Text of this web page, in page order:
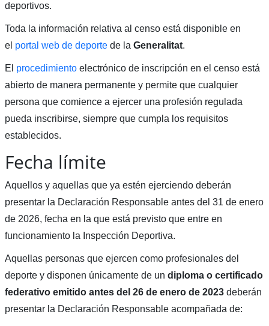
deportivos.
Toda la información relativa al censo está disponible en
el portal web de deportede la Generalitat.
El procedimientoelectrónico de inscripción en el censo está
abierto de manera permanente y permite que cualquier
persona que comience a ejercer una profesión regulada
pueda inscribirse, siempre que cumpla los requisitos
establecidos.
Fecha límite
Aquellos y aquellas que ya estén ejerciendo deberán
presentar la Declaración Responsable antes del 31 de enero
de 2026, fecha en la que está previsto que entre en
funcionamiento la Inspección Deportiva.
Aquellas personas que ejercen como profesionales del
deporte y disponen únicamente de un diploma o certificado
federativo emitido antes del 26 de enero de 2023deberán
presentar la Declaración Responsable acompañada de: